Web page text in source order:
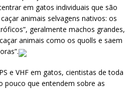
em gatos individuais que são
animais selvagens nativos: os
geralmente machos grandes,
animais como os quolls e saem
e VHF em gatos, cientistas de toda
pouco que entendem sobre as